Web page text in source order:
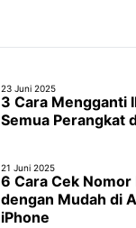
23 Juni 2025
3 Cara Mengganti
Semua Perangkat
21 Juni 2025
6 Cara Cek Nomor
dengan Mudah di
iPhone